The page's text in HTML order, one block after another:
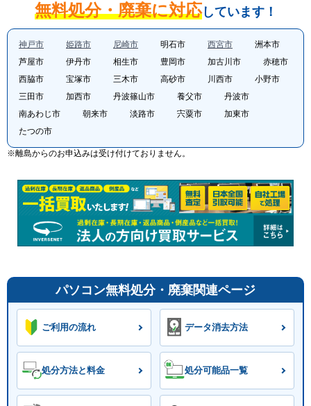
無料処分・廃棄に対応しています！
神戸市 姫路市 尼崎市 明石市 西宮市
洲本市
芦屋市
伊丹市 相生市 豊岡市 加古川市
赤穂市
西脇市
宝塚市 三木市 高砂市 川西市
小野市
三田市
加西市 丹波篠山市 養父市
丹波市
南あわじ市
朝来市 淡路市 宍粟市
加東市
たつの市
※離島からのお申込みは受け付けておりません。
パソコン無料処分・廃棄関連ページ
ご利用の流れ データ消去方法
処分方法と料金 処分可能品一覧